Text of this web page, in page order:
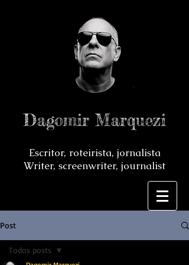
Dagomir Marquezi
Escritor, roteirista, jornalista
Writer, screenwriter, journalist
Post
Todos posts